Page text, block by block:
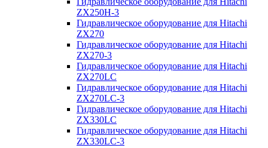
ZX250Н-3
Гидравлическое оборудование для Hitachi
ZX270
Гидравлическое оборудование для Hitachi
ZX270-3
Гидравлическое оборудование для Hitachi
ZX270LC
Гидравлическое оборудование для Hitachi
ZX270LC-3
Гидравлическое оборудование для Hitachi
ZX330LC
Гидравлическое оборудование для Hitachi
ZX330LC-3